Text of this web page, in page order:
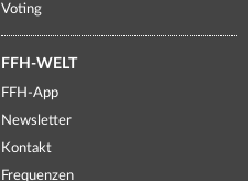
Voting
FFH-WELT
FFH-App
Newsletter
Kontakt
Frequenzen